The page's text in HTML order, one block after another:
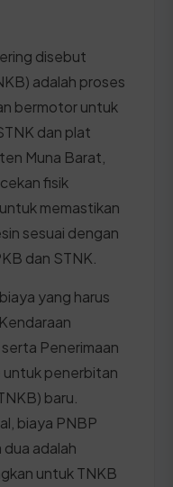
disebut
adalah proses
bermotor untuk
dan plat
Muna Barat,
fisik
memastikan
sesuai dengan
dan STNK.
yang harus
Penerimaan
untuk penerbitan
baru.
biaya PNBP
adalah
untuk TNKB